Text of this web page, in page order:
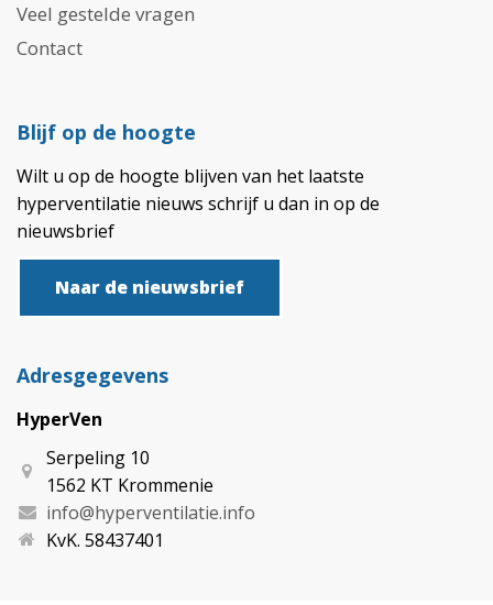
Veel gestelde vragen
Contact
Blijf op de hoogte
Wilt u op de hoogte blijven van het laatste
hyperventilatie nieuws schrijf u dan in op de
nieuwsbrief
Naar de nieuwsbrief
Adresgegevens
HyperVen
Serpeling 10
1562 KT Krommenie
info@hyperventilatie.info
KvK. 58437401